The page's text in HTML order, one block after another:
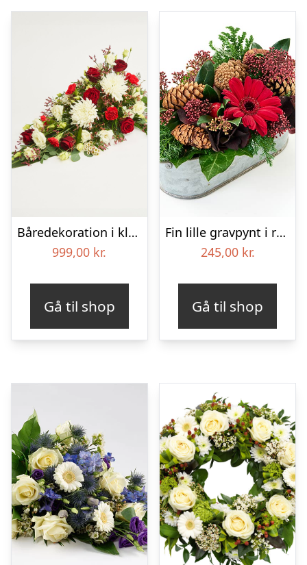
Båredekoration i klassisk stil – rød og hvid
999,00 kr.
Gå til shop
Fin lille gravpynt i rød, floristens valg – Blomster til begravelse
245,00 kr.
Gå til shop